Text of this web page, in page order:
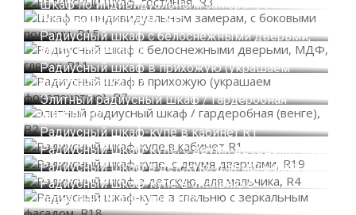
Шкаф по индивидуальным замерам, с
боковыми полками, R15
Радиусный шкаф с белоснежными дверьми,
МДФ, глянец R11
Радиусный шкаф в прихожую (украшаем
фотопечатью), R7
Элитный радиусный шкаф / гардеробная
(венге), R2
Радиусный шкаф-купе в кабинет R1
Радиусный шкаф-купе, с двумя дверцами, R19
Радиусный шкаф в детскую, для мальчика, R4
Радиусный шкаф-купе в спальню с
зеркальным фасадом, R18